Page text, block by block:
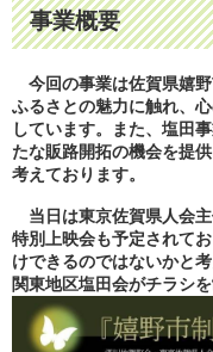
事業概要
今回の事業は佐賀県嬉
ふるさとの魅力に触れ、
しています。また、塩田
たな販路開拓の機会を提
考えております。
当日は東京佐賀県人会主
特別上映会も予定されて
けできるのではないかと考
関東地区塩田会がチラシを